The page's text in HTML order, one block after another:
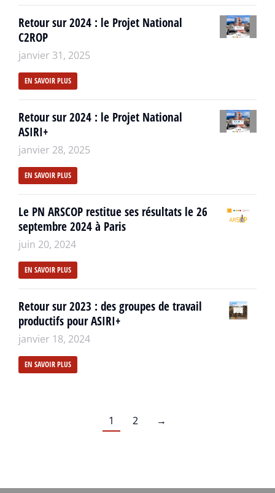
Retour sur 2024 : le Projet National
C2ROP
janvier 31, 2025
EN SAVOIR PLUS
Retour sur 2024 : le Projet National
ASIRI+
janvier 28, 2025
EN SAVOIR PLUS
Le PN ARSCOP restitue ses résultats le 26
septembre 2024 à Paris
juin 20, 2024
EN SAVOIR PLUS
Retour sur 2023 : des groupes de travail
productifs pour ASIRI+
janvier 18, 2024
EN SAVOIR PLUS
1 2 →